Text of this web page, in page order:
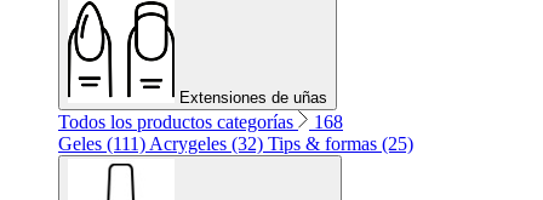
Extensiones de uñas
Todos los productos categorías
168
Geles (111) Acrygeles (32) Tips & formas (25)